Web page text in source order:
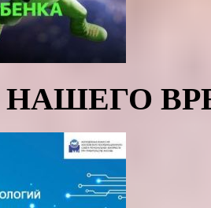
НАШЕГО